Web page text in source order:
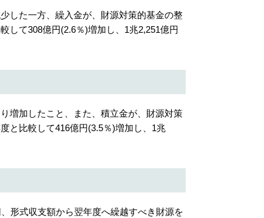
した一方、繰入金が、財源対策的基金の整
して308億円(2.6％)増加し、1兆2,251億円
増加したこと、また、積立金が、財源対策
と比較して416億円(3.5％)増加し、1兆
形式収支額から翌年度へ繰越すべき財源を